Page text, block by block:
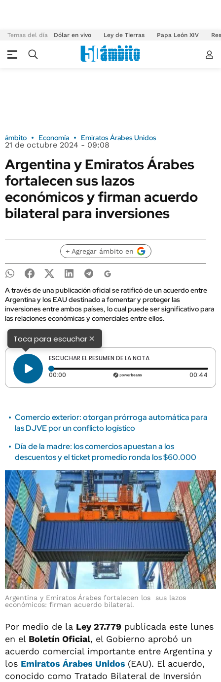
Temas del día Dólar en vivo Ley de Tierras Papa León XIV
ámbito Economía Emiratos Árabes Unidos
21 de octubre 2024 - 09:08
Argentina y Emiratos Árabes
fortalecen sus lazos
económicos y firman acuerdo
bilateral para inversiones
+ Agregar ámbito en
A través de una publicación oficial se ratificó de un acuerdo entre
Argentina y los EAU destinado a fomentar y proteger las
inversiones entre ambos países, lo cual puede ser significativo para
las relaciones económicas y comerciales entre ellos.
Toca para escuchar×
ESCUCHAR EL RESUMEN DE LA NOTA
00:00 Tiempo transcurrido: 0 segundos 00:44
Comercio exterior: otorgan prórroga automática para
las DJVE por un conflicto logístico
Día de la madre: los comercios apuestan a los
descuentos y el ticket promedio ronda los $60.000
Argentina y Emiratos Árabes fortalecen los sus lazos
económicos: firman acuerdo bilateral.
Por medio de la Ley 27.779 publicada este lunes
en el Boletín Oficial, el Gobierno aprobó un
acuerdo comercial importante entre Argentina y
los Emiratos Árabes Unidos (EAU). El acuerdo,
conocido como Tratado Bilateral de Inversión